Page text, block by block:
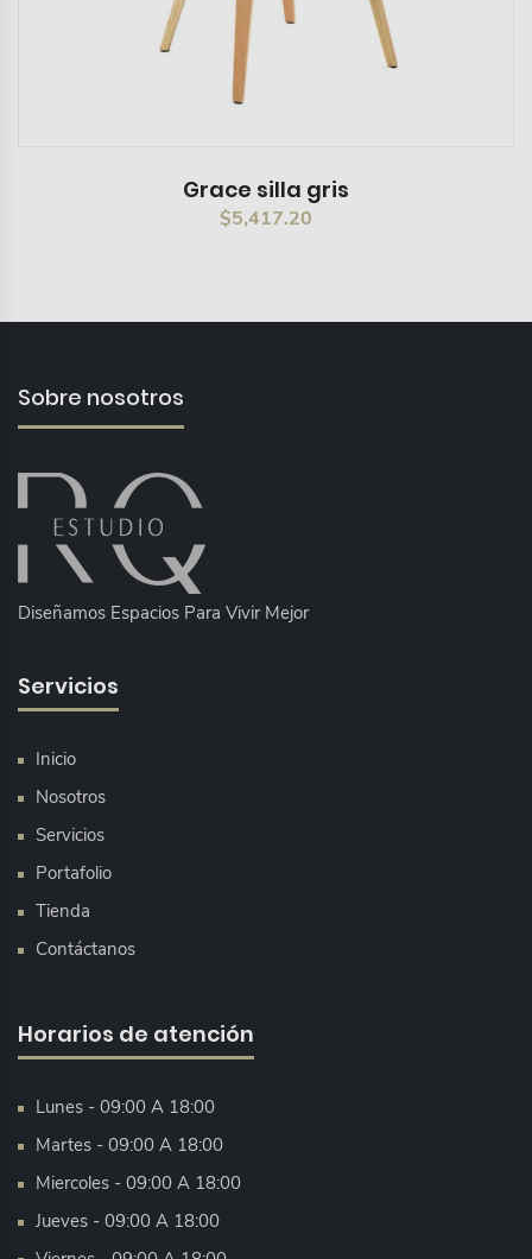
Grace silla gris
$5,417.20
Sobre nosotros
Diseñamos Espacios Para Vivir Mejor
Servicios
Inicio
Nosotros
Servicios
Portafolio
Tienda
Contáctanos
Horarios de atención
Lunes - 09:00 A 18:00
Martes - 09:00 A 18:00
Miercoles - 09:00 A 18:00
Jueves - 09:00 A 18:00